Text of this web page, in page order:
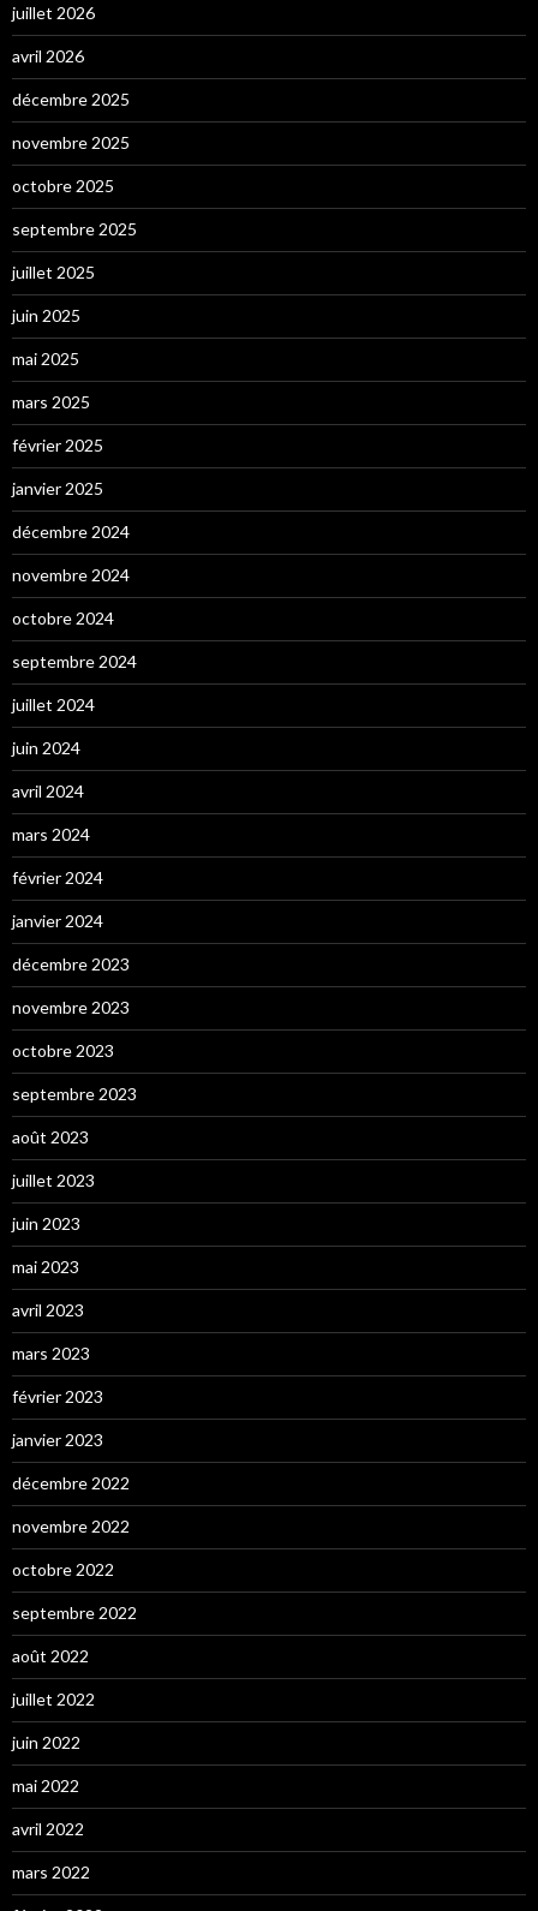
juillet 2026
avril 2026
décembre 2025
novembre 2025
octobre 2025
septembre 2025
juillet 2025
juin 2025
mai 2025
mars 2025
février 2025
janvier 2025
décembre 2024
novembre 2024
octobre 2024
septembre 2024
juillet 2024
juin 2024
avril 2024
mars 2024
février 2024
janvier 2024
décembre 2023
novembre 2023
octobre 2023
septembre 2023
août 2023
juillet 2023
juin 2023
mai 2023
avril 2023
mars 2023
février 2023
janvier 2023
décembre 2022
novembre 2022
octobre 2022
septembre 2022
août 2022
juillet 2022
juin 2022
mai 2022
avril 2022
mars 2022